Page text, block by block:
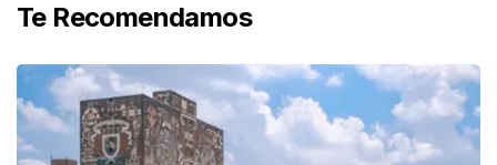
Te Recomendamos